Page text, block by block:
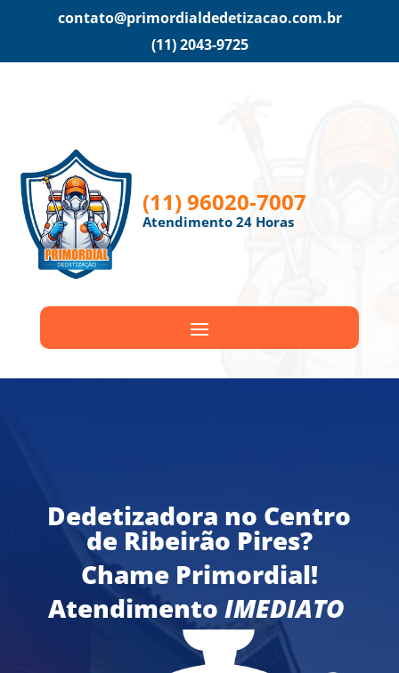
contato@primordialdedetizacao.com.br
(11) 2043-9725
(11) 96020-7007
Atendimento 24 Horas
Dedetizadora no Centro
de Ribeirão Pires?
Chame Primordial!
Atendimento IMEDIATO